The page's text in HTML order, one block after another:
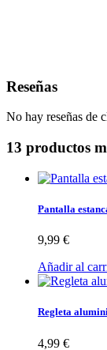
Reseñas
No hay reseñas de
13 productos
Pantalla
9,99 €
Añadir al
Regleta
4,99 €